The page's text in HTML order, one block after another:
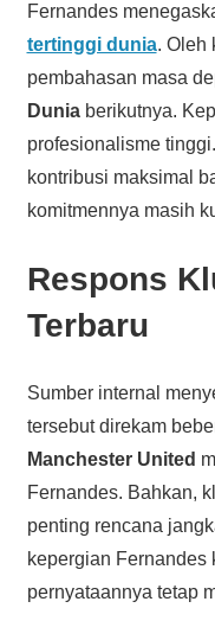
Fernandes
tertinggi dunia. Oleh
pembahasan masa
Duniaberikutnya.
profesionalisme
kontribusi maksimal
komitmennya masih
Respons
Terbaru
Sumber internal
tersebut direkam
Manchester United
Fernandes. Bahkan,
penting rencana
kepergian Fernandes
pernyataannya tetap